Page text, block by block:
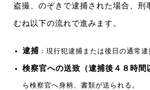
盗撮、のぞきで逮捕された場合、刑
むね以下の流れで進みます。
逮捕 ：現行犯逮捕または後日の通常逮
検察官への送致（逮捕後４８時間
ら検察官へ身柄、書類が送られる。